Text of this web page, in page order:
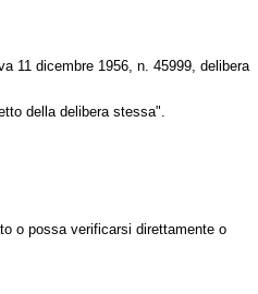
11 dicembre 1956, n. 45999, delibera
della delibera stessa".
o possa verificarsi direttamente o